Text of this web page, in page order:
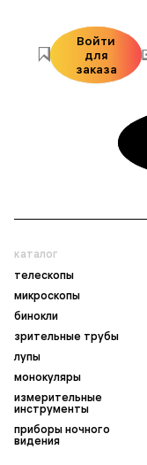
Войти
для
заказа
каталог
телескопы
микроскопы
бинокли
зрительные трубы
лупы
монокуляры
измерительные
инструменты
приборы ночного
видения